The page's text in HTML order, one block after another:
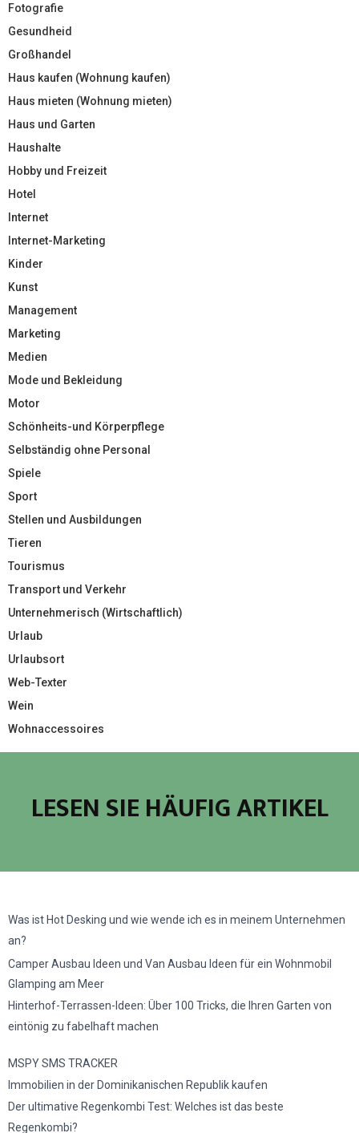
Fotografie
Gesundheid
Großhandel
Haus kaufen (Wohnung kaufen)
Haus mieten (Wohnung mieten)
Haus und Garten
Haushalte
Hobby und Freizeit
Hotel
Internet
Internet-Marketing
Kinder
Kunst
Management
Marketing
Medien
Mode und Bekleidung
Motor
Schönheits-und Körperpflege
Selbständig ohne Personal
Spiele
Sport
Stellen und Ausbildungen
Tieren
Tourismus
Transport und Verkehr
Unternehmerisch (Wirtschaftlich)
Urlaub
Urlaubsort
Web-Texter
Wein
Wohnaccessoires
LESEN SIE HÄUFIG ARTIKEL
Was ist Hot Desking und wie wende ich es in meinem Unternehmen
an?
Camper Ausbau Ideen und Van Ausbau Ideen für ein Wohnmobil
Glamping am Meer
Hinterhof-Terrassen-Ideen: Über 100 Tricks, die Ihren Garten von
eintönig zu fabelhaft machen
MSPY SMS TRACKER
Immobilien in der Dominikanischen Republik kaufen
Der ultimative Regenkombi Test: Welches ist das beste
Regenkombi?